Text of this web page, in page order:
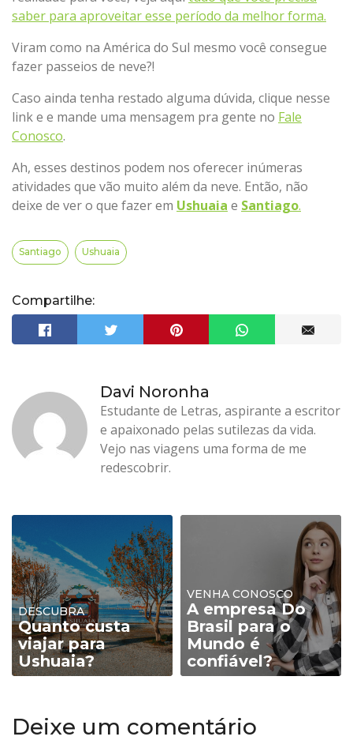
saber para aproveitar esse período da melhor forma.
Viram como na América do Sul mesmo você consegue
fazer passeios de neve?!
Caso ainda tenha restado alguma dúvida, clique nesse
link e e mande uma mensagem pra gente no Fale
Conosco.
Ah, esses destinos podem nos oferecer inúmeras
atividades que vão muito além da neve. Então, não
deixe de ver o que fazer em Ushuaia e Santiago.
Santiago Ushuaia
Compartilhe:
Davi Noronha
Estudante de Letras, aspirante a escritor
e apaixonado pelas sutilezas da vida.
Vejo nas viagens uma forma de me
redescobrir.
DESCUBRA
Quanto custa
viajar para
Ushuaia?
VENHA CONOSCO
A empresa Do
Brasil para o
Mundo é
confiável?
Deixe um comentário